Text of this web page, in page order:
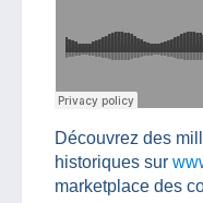
Découvrez des
historiques sur
marketplace des